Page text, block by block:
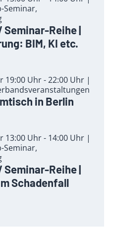
Seminar,
Seminar-Reihe |
BIM, KI etc.
19:00 Uhr - 22:00 Uhr |
in Berlin
13:00 Uhr - 14:00 Uhr |
Seminar,
Seminar-Reihe |
Schadenfall